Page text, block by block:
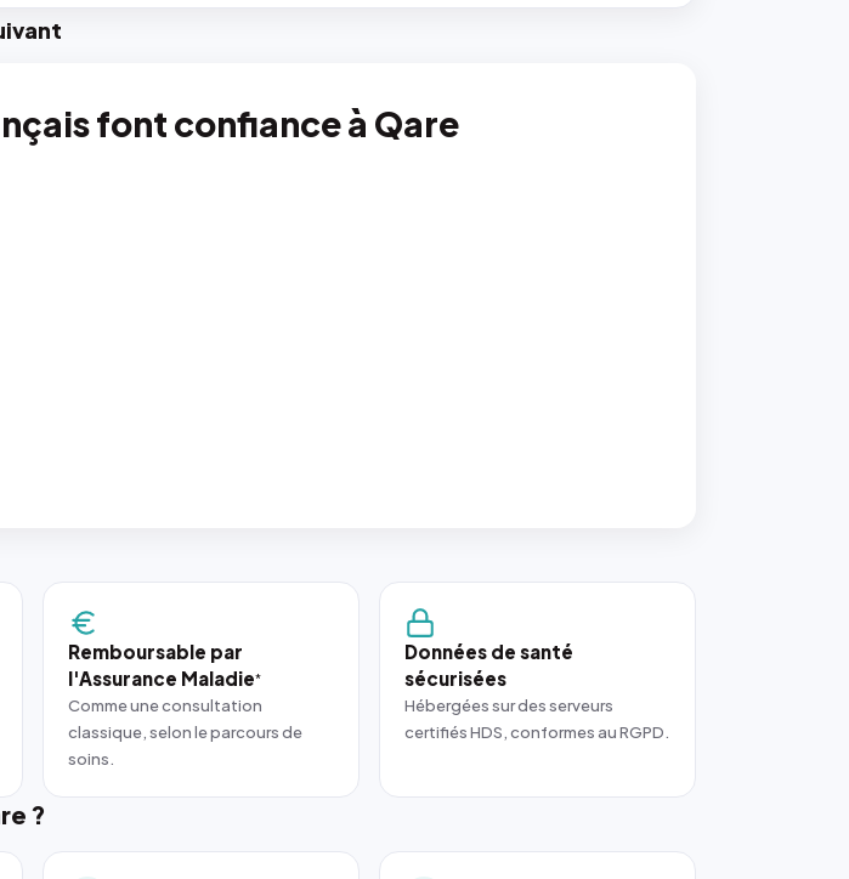
ant
font confiance à Qare
Remboursable par
l'Assurance Maladie*
Comme une consultation
classique, selon le parcours de
soins.
Données de santé
sécurisées
Hébergées sur des serveurs
certifiés HDS, conformes au RGPD.
?